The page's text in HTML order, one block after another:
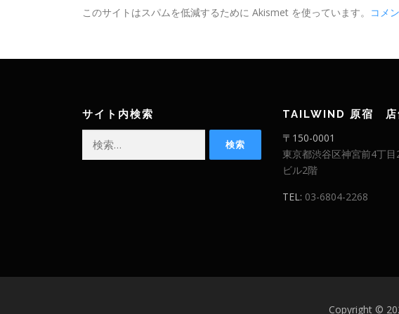
このサイトはスパムを低減するために Akismet を使っています。 コメ
サイト内検索 TAILWIND 原宿 店
〒150-0001
東京都渋谷区神宮前4丁
ビル2階
TEL: 03-6804-2268
Copyright ©